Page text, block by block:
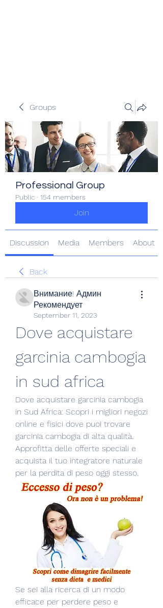
Groups
Professional Group
Public · 154 members
Join
Discussion Media Members About
Back
Внимание! Админ
Рекомендует
September 11, 2023
Dove acquistare
garcinia cambogia
in sud africa
Dove acquistare garcinia cambogia
in Sud Africa: Scopri i migliori negozi
online e fisici dove puoi trovare
garcinia cambogia di alta qualità.
Approfitta delle offerte speciali e
acquista il tuo integratore naturale
per la perdita di peso oggi stesso.
Se sei alla ricerca di un modo
efficace per perdere peso e